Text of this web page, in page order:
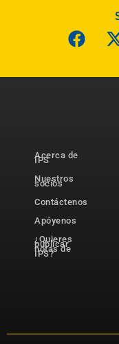
Acerca de
IPS
Nuestros
socios
Contáctenos
Apóyenos
¿Quieres
publicar
notas de
IPS?